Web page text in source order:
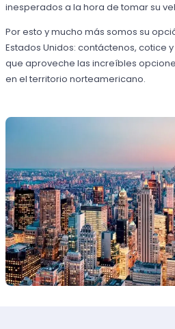
inesperados a la hora de tomar su
Por esto y mucho más somos su
Estados Unidos: contáctenos, cotice
que aproveche las increíbles
en el territorio norteamericano.